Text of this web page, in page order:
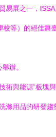
易展之一，
等）的絕佳
辦。
術與能源”板
用品的研發趨